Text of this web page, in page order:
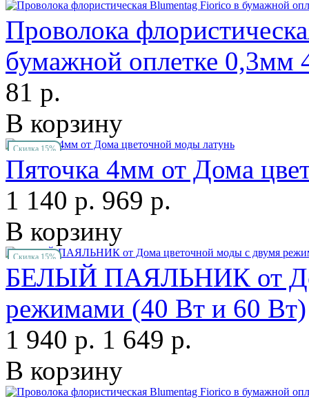
Проволока
бумажной оплетке 0,3мм
81 р.
В корзину
Скидка 15%
Пяточка 4мм от Дома
1 140 р. 969 р.
В корзину
Скидка 15%
БЕЛЫЙ ПАЯЛЬНИК от
режимами (40 Вт и 60 Вт)
1 940 р. 1 649 р.
В корзину